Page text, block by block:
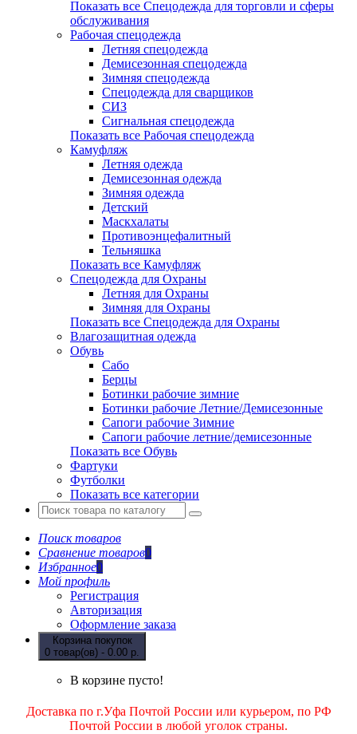
Показать все Спецодежда для торговли и сферы
обслуживания
Рабочая спецодежда
Летняя спецодежда
Демисезонная спецодежда
Зимняя спецодежда
Спецодежда для сварщиков
СИЗ
Сигнальная спецодежда
Показать все Рабочая спецодежда
Камуфляж
Летняя одежда
Демисезонная одежда
Зимняя одежда
Детский
Маскхалаты
Противоэнцефалитный
Тельняшка
Показать все Камуфляж
Спецодежда для Охраны
Летняя для Охраны
Зимняя для Охраны
Показать все Спецодежда для Охраны
Влагозащитная одежда
Обувь
Сабо
Берцы
Ботинки рабочие зимние
Ботинки рабочие Летние/Демисезонные
Сапоги рабочие Зимние
Сапоги рабочие летние/демисезонные
Показать все Обувь
Фартуки
Футболки
Показать все категории
Поиск товаров
Сравнение товаров0
Избранное0
Мой профиль
Регистрация
Авторизация
Оформление заказа
Корзина покупок
0 товар(ов) - 0.00 р.
В корзине пусто!
Доставка по г.Уфа Почтой России или курьером, по РФ
Почтой России в любой уголок страны.